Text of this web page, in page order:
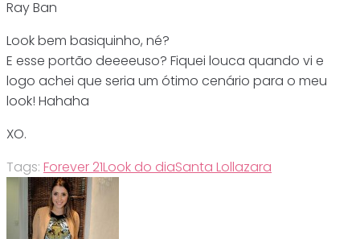
Ray Ban
Look bem basiquinho, né?
E esse portão deeeeuso? Fiquei louca quando vi e
logo achei que seria um ótimo cenário para o meu
look! Hahaha
XO.
Tags: Forever 21Look do diaSanta Lollazara